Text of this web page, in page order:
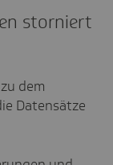
storniert
dem
Datensätze